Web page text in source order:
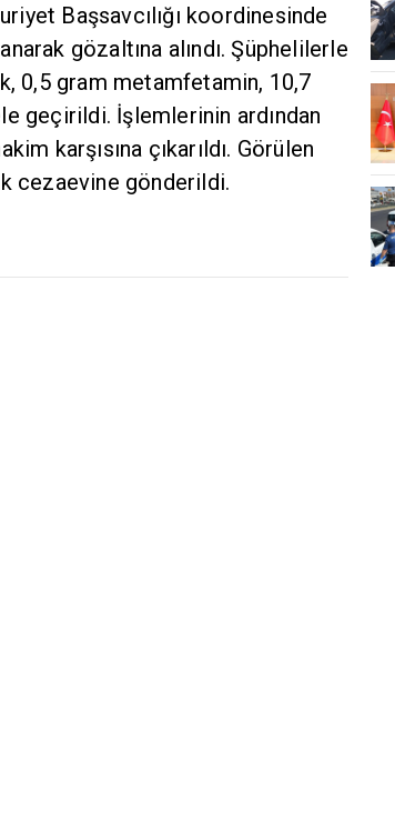
Başsavcılığı koordinesinde
gözaltına alındı. Şüphelilerle
0,5 gram metamfetamin, 10,7
geçirildi. İşlemlerinin ardından
karşısına çıkarıldı. Görülen
cezaevine gönderildi.